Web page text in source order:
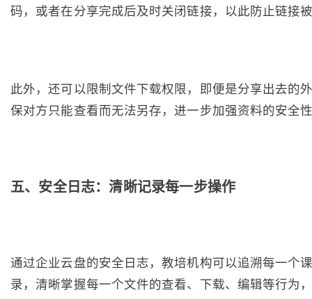
码，或者在分享完成后及时关闭链接，以此防止链接
此外，还可以限制文件下载权限，即便是分享出去的
保对方只能查看而无法另存，进一步加强资料的安全
五、安全日志：清晰记录每一步操作
通过企业云盘的安全日志，教培机构可以追溯每一个
录，清晰掌握每一个文件的查看、下载、编辑等行为